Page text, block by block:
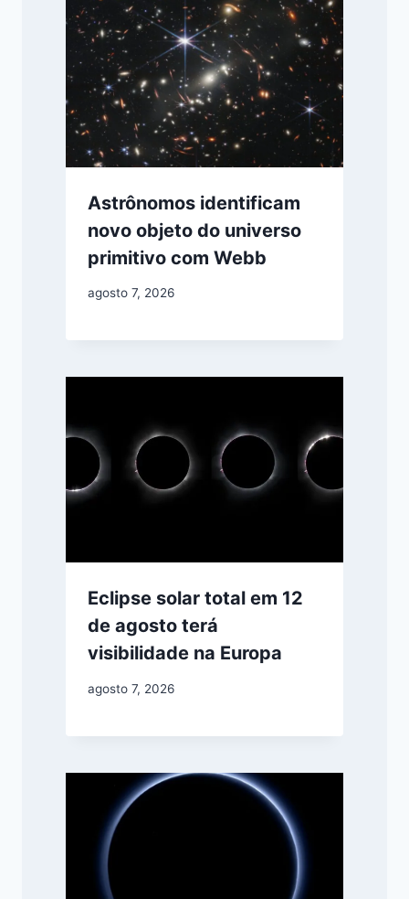
Astrônomos identificam
novo objeto do universo
primitivo com Webb
agosto 7, 2026
Eclipse solar total em 12
de agosto terá
visibilidade na Europa
agosto 7, 2026